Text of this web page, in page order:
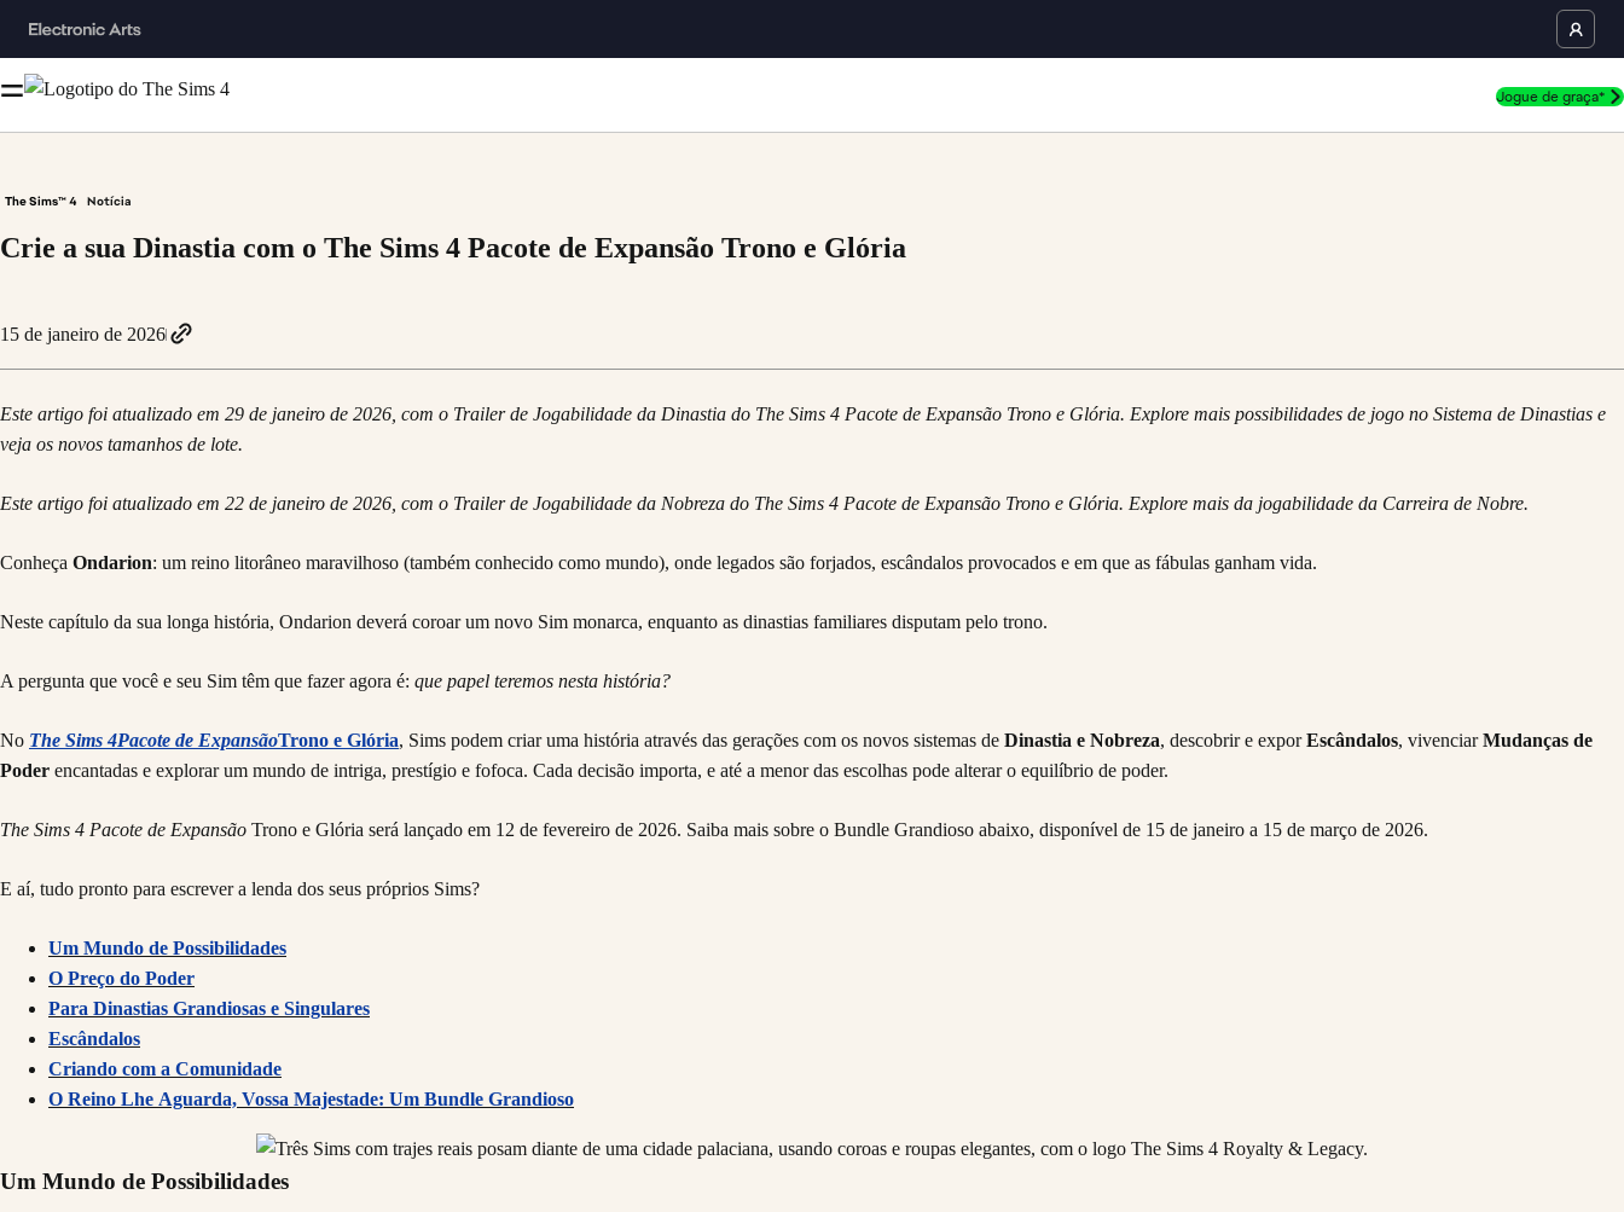
Jogue de graça*
The Sims™ 4 Notícia
Crie a sua Dinastia com o The Sims 4 Pacote de Expansão Trono e Glória
15 de janeiro de 2026
Este artigo foi atualizado em 29 de janeiro de 2026, com o Trailer de Jogabilidade da Dinastia do The Sims 4 Pacote de Expansão Trono e Glória. Explore mais possibilidades de jogo no Sistema de Dinastias e
veja os novos tamanhos de lote.
Este artigo foi atualizado em 22 de janeiro de 2026, com o Trailer de Jogabilidade da Nobreza do The Sims 4 Pacote de Expansão Trono e Glória. Explore mais da jogabilidade da Carreira de Nobre.
Conheça Ondarion: um reino litorâneo maravilhoso (também conhecido como mundo), onde legados são forjados, escândalos provocados e em que as fábulas ganham vida.
Neste capítulo da sua longa história, Ondarion deverá coroar um novo Sim monarca, enquanto as dinastias familiares disputam pelo trono.
A pergunta que você e seu Sim têm que fazer agora é: que papel teremos nesta história?
No The Sims 4Pacote de ExpansãoTrono e Glória, Sims podem criar uma história através das gerações com os novos sistemas de Dinastia e Nobreza, descobrir e exporEscândalos, vivenciarMudanças de
Poder encantadas e explorar um mundo de intriga, prestígio e fofoca. Cada decisão importa, e até a menor das escolhas pode alterar o equilíbrio de poder.
The Sims 4 Pacote de Expansão Trono e Glória será lançado em 12 de fevereiro de 2026. Saiba mais sobre o Bundle Grandioso abaixo, disponível de 15 de janeiro a 15 de março de 2026.
E aí, tudo pronto para escrever a lenda dos seus próprios Sims?
Um Mundo de Possibilidades
O Preço do Poder
Para Dinastias Grandiosas e Singulares
Escândalos
Criando com a Comunidade
O Reino Lhe Aguarda, Vossa Majestade: Um Bundle Grandioso
Um Mundo de Possibilidades